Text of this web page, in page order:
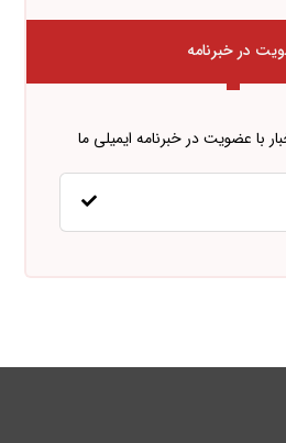
در خبرنامه
با عضویت در خبرنامه ایمیلی ما